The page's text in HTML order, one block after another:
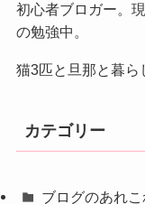
初心者ブロガー。
の勉強中。
猫3匹と旦那と暮ら
カテゴリー
ブログのあれ